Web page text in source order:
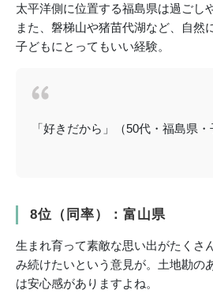
太平洋側に位置する福島県は過ごし
また、磐梯山や猪苗代湖など、自然
子どもにとってもいい経験。
「好きだから」（50代・福島県・
8位（同率）：富山県
生まれ育って素敵な思い出がたくさ
み続けたいという意見が。土地勘の
は安心感がありますよね。